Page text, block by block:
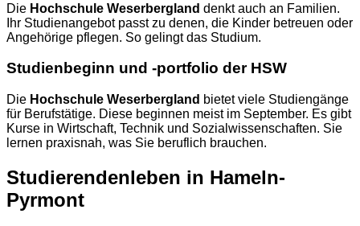
Die Hochschule Weserbergland denkt auch an Familien.
Ihr Studienangebot passt zu denen, die Kinder betreuen oder
Angehörige pflegen. So gelingt das Studium.
Studienbeginn und -portfolio der HSW
Die Hochschule Weserbergland bietet viele Studiengänge
für Berufstätige. Diese beginnen meist im September. Es gibt
Kurse in Wirtschaft, Technik und Sozialwissenschaften. Sie
lernen praxisnah, was Sie beruflich brauchen.
Studierendenleben in Hameln-
Pyrmont